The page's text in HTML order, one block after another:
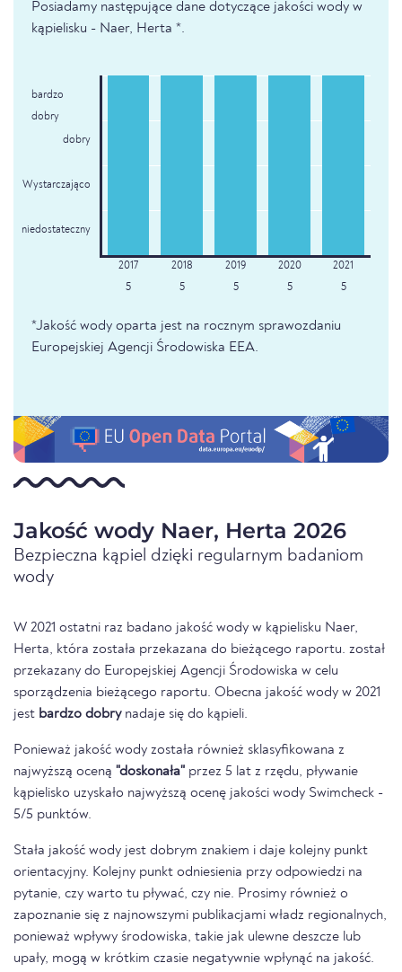
Posiadamy następujące dane dotyczące jakości wody w
kąpielisku - Naer, Herta *.
bardzo
dobry
dobry
Wystarczająco
niedostateczny
5 5 5 5 5
*Jakość wody oparta jest na rocznym sprawozdaniu
Europejskiej Agencji Środowiska EEA.
Jakość wody Naer, Herta 2026
Bezpieczna kąpiel dzięki regularnym badaniom
wody
W 2021 ostatni raz badano jakość wody w kąpielisku Naer,
Herta, która została przekazana do bieżącego raportu. został
przekazany do Europejskiej Agencji Środowiska w celu
sporządzenia bieżącego raportu. Obecna jakość wody w 2021
jest bardzo dobrynadaje się do kąpieli.
Ponieważ jakość wody została również sklasyfikowana z
najwyższą oceną "doskonała" przez 5 lat z rzędu, pływanie
kąpielisko uzyskało najwyższą ocenę jakości wody Swimcheck -
5/5 punktów.
Stała jakość wody jest dobrym znakiem i daje kolejny punkt
orientacyjny. Kolejny punkt odniesienia przy odpowiedzi na
pytanie, czy warto tu pływać, czy nie. Prosimy również o
zapoznanie się z najnowszymi publikacjami władz regionalnych,
ponieważ wpływy środowiska, takie jak ulewne deszcze lub
upały, mogą w krótkim czasie negatywnie wpłynąć na jakość.